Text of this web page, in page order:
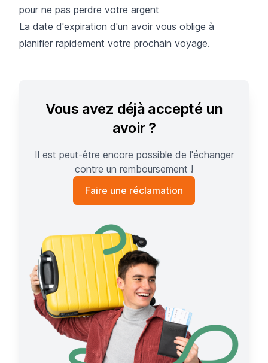
pour ne pas perdre votre argent
La date d'expiration d'un avoir vous oblige à
planifier rapidement votre prochain voyage.
Vous avez déjà accepté un
avoir ?
Il est peut-être encore possible de l'échanger
contre un remboursement !
Faire une réclamation